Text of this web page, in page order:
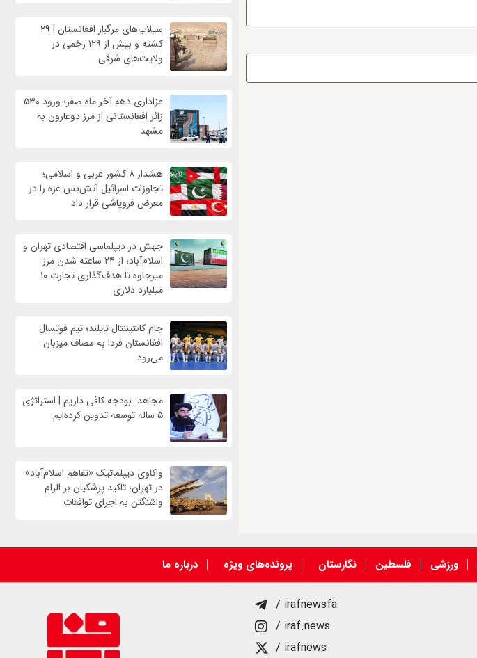
سیلاب‌های مرگبار افغانستان | ۲۹
کشته و بیش از ۱۲۹ زخمی در
ولایت‌های شرقی
عزاداری دهه آخر ماه صفر؛ ورود ۵۳۰
زائر افغانستانی از مرز دوغارون به
مشهد
هشدار ۸ کشور عربی و اسلامی؛
تجاوزات اسرائیل آتش‌بس غزه را در
معرض فروپاشی قرار داد
جهش در دیپلماسی اقتصادی تهران و
اسلام‌آباد؛ از ۲۴ ساعته شدن مرز
میرجاوه تا هدف‌گذاری تجارت ۱۰
میلیارد دلاری
جام کانتیننتال تایلند؛ تیم فوتسال
افغانستان فردا به مصاف میزبان
می‌رود
مجاهد: بودجه کافی داریم | استراتژی
۵ ساله توسعه تدوین کرده‌ایم
واکاوی دیپلماتیک «تفاهم اسلام‌آباد»
در تهران؛ تاکید پزشکیان بر الزام
واشنگتن به اجرای توافقات
ورزشی فلسطین نگارستان پرونده‌های ویژه درباره ما
/ irafnewsfa
/ iraf.news
/ irafnews